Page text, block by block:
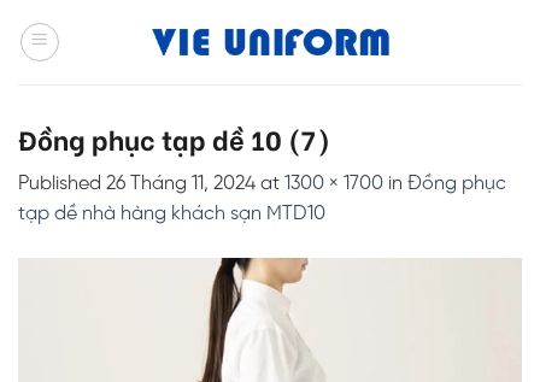
Đồng phục tạp dề 10 (7)
Published 26 Tháng 11, 2024 at 1300 × 1700 in Đồng phục
tạp dề nhà hàng khách sạn MTD10